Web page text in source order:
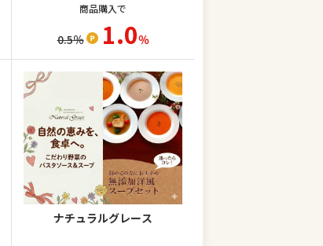
商品購入で
0.5％ 1.0％
ナチュラルグレース